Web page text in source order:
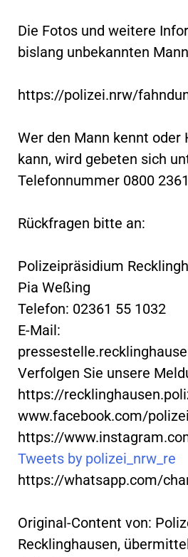
Die Fotos und weitere
bislang unbekannten
https://polizei.nrw/
Wer den Mann kennt oder
kann, wird gebeten sich
Telefonnummer 0800
Rückfragen bitte an:
Polizeipräsidium
Pia Weßing
Telefon: 02361 55 1032
E-Mail:
Verfolgen Sie unsere
https://
www.facebook.com/
https://
Tweets by polizei_nrw_re
https://whatsapp.com/
Original-Content von:
Recklinghausen,